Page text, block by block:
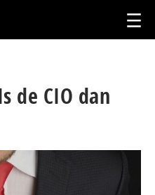
de CIO dan